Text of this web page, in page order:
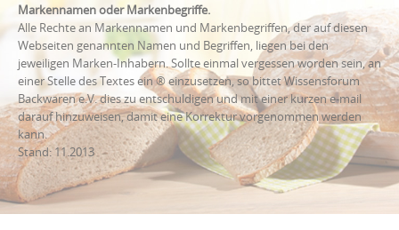
Markennamen oder Markenbegriffe.
Alle Rechte an Markennamen und Markenbegriffen, der auf diesen
Webseiten genannten Namen und Begriffen, liegen bei den
jeweiligen Marken-Inhabern. Sollte einmal vergessen worden sein, an
einer Stelle des Textes ein ® einzusetzen, so bittet Wissensforum
Backwaren e.V. dies zu entschuldigen und mit einer kurzen e-mail
darauf hinzuweisen, damit eine Korrektur vorgenommen werden
kann.
Stand: 11.2013